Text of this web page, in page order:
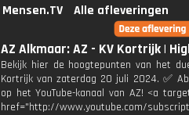
Mensen.TV
Alle afleveringen
AZ Alkmaar: AZ - KV Kortrijk |
Bekijk hier de hoogtepunten van het
Kortrijk van zaterdag 20 juli 2024. ✅
op het YouTube-kanaal van AZ! <a
href="http://www.youtube.com/